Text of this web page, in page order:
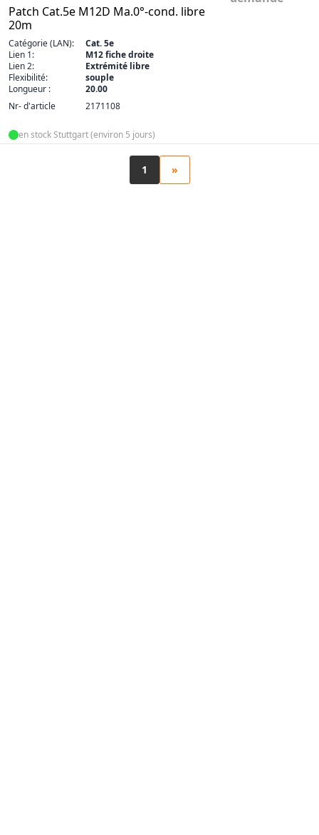
Patch Cat.5e M12D Ma.0°-cond. libre
20m
Catégorie (LAN):
Cat. 5e
Lien 1:
M12 fiche droite
Lien 2:
Extrémité libre
Flexibilité:
souple
Longueur :
20.00
Nr- d'article
2171108
en stock Stuttgart (environ 5 jours)
1 »